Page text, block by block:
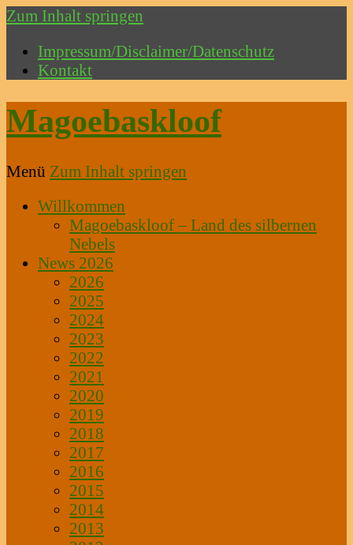
Zum Inhalt springen
Impressum/Disclaimer/Datenschutz
Kontakt
Magoebaskloof
Menü Zum Inhalt springen
Willkommen
Magoebaskloof – Land des silbernen
Nebels
News 2026
2026
2025
2024
2023
2022
2021
2020
2019
2018
2017
2016
2015
2014
2013